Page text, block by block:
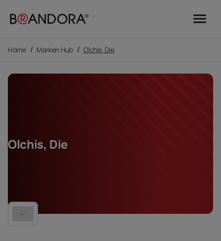
menu
Home / Marken Hub / Olchis, Die
Olchis, Die